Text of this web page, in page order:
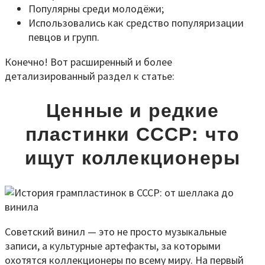
Популярны среди молодёжи;
Использовались как средство популяризации
певцов и групп.
Конечно! Вот расширенный и более
детализированный раздел к статье:
Ценные и редкие
пластинки СССР: что
ищут коллекционеры
Советский винил — это не просто музыкальные
записи, а культурные артефакты, за которыми
охотятся коллекционеры по всему миру. На первый